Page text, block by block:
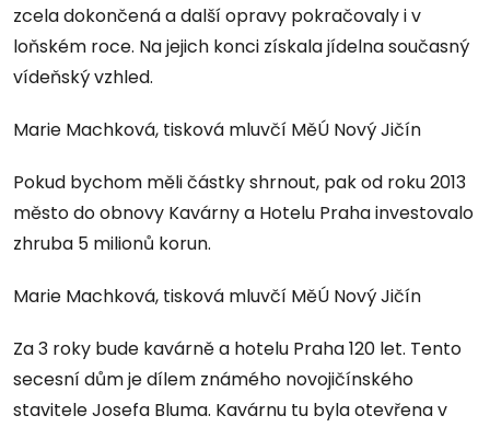
zcela dokončená a další opravy pokračovaly i v
loňském roce. Na jejich konci získala jídelna současný
vídeňský vzhled.
Marie Machková, tisková mluvčí MěÚ Nový Jičín
Pokud bychom měli částky shrnout, pak od roku 2013
město do obnovy Kavárny a Hotelu Praha investovalo
zhruba 5 milionů korun.
Marie Machková, tisková mluvčí MěÚ Nový Jičín
Za 3 roky bude kavárně a hotelu Praha 120 let. Tento
secesní dům je dílem známého novojičínského
stavitele Josefa Bluma. Kavárnu tu byla otevřena v